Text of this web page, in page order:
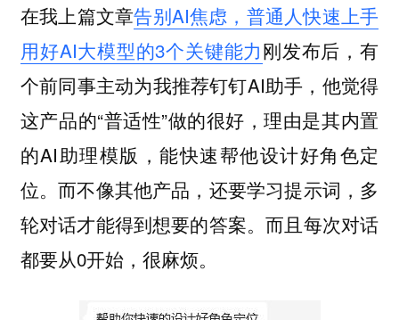
在我上篇文章告别AI焦虑，普通人快速上手
用好AI大模型的3个关键能力刚发布后，有
个前同事主动为我推荐钉钉AI助手，他觉得
这产品的“普适性”做的很好，理由是其内置
的AI助理模版，能快速帮他设计好角色定
位。而不像其他产品，还要学习提示词，多
轮对话才能得到想要的答案。而且每次对话
都要从0开始，很麻烦。